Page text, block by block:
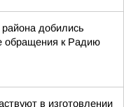
добились
обращения к Радию
в изготовлении